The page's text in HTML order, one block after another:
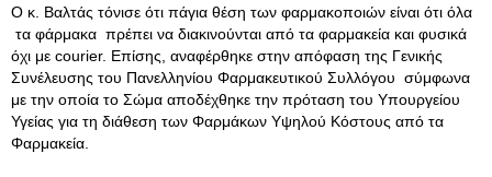
Ο κ. Βαλτάς τόνισε ότι πάγια θέση των φαρμακοποιών είναι ότι όλα
τα φάρμακα πρέπει να διακινούνται από τα φαρμακεία και φυσικά
όχι με courier. Επίσης, αναφέρθηκε στην απόφαση της Γενικής
Συνέλευσης του Πανελληνίου Φαρμακευτικού Συλλόγου σύμφωνα
με την οποία το Σώμα αποδέχθηκε την πρόταση του Υπουργείου
Υγείας για τη διάθεση των Φαρμάκων Υψηλού Κόστους από τα
Φαρμακεία.